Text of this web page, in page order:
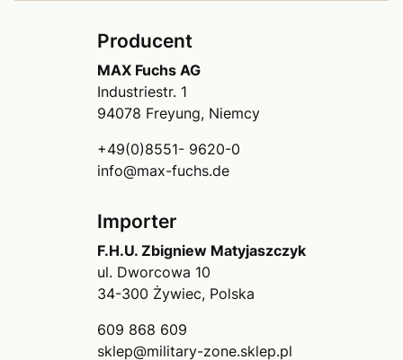
Producent
MAX Fuchs AG
Industriestr. 1
94078 Freyung, Niemcy
+49(0)8551- 9620-0
info@max-fuchs.de
Importer
F.H.U. Zbigniew Matyjaszczyk
ul. Dworcowa 10
34-300 Żywiec, Polska
609 868 609
sklep@military-zone.sklep.pl